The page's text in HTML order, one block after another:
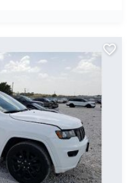
favorite_border